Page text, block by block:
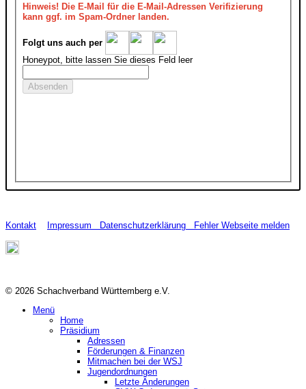
Hinweis! Die E-Mail für die E-Mail-Adressen Verifizierung
kann ggf. im Spam-Ordner landen.
Folgt uns auch per
Honeypot, bitte lassen Sie dieses Feld leer
Kontakt Impressum Datenschutzerklärung Fehler Webseite melden
© 2026 Schachverband Württemberg e.V.
Menü
Home
Präsidium
Adressen
Förderungen & Finanzen
Mitmachen bei der WSJ
Jugendordnungen
Letzte Änderungen